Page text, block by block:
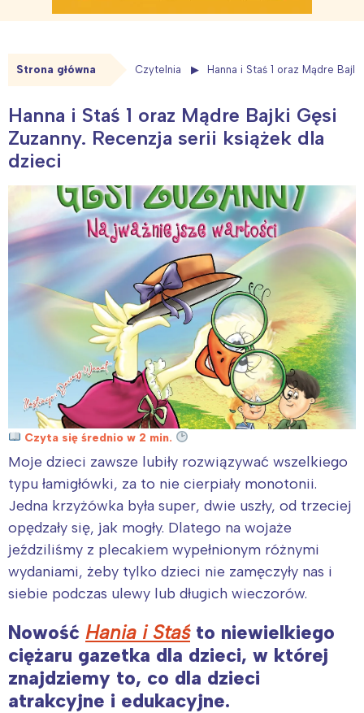
Strona główna Czytelnia Hanna i Staś 1 oraz Mądre
Hanna i Staś 1 oraz Mądre Bajki Gęsi
Zuzanny. Recenzja serii książek dla
dzieci
Czyta się średnio w 2 min.
Moje dzieci zawsze lubiły rozwiązywać wszelkiego
typu łamigłówki, za to nie cierpiały monotonii.
Jedna krzyżówka była super, dwie uszły, od trzeciej
opędzały się, jak mogły. Dlatego na wojaże
jeździliśmy z plecakiem wypełnionym różnymi
wydaniami, żeby tylko dzieci nie zamęczyły nas i
siebie podczas ulewy lub długich wieczorów.
Nowość Hania i Staś to niewielkiego
ciężaru gazetka dla dzieci, w której
znajdziemy to, co dla dzieci
atrakcyjne i edukacyjne.